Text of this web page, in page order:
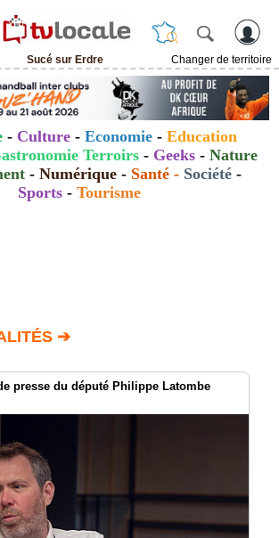
Sucé sur Erdre
Changer de territoire
- Culture - Economie- Education
Terroirs- Geeks- Nature
- Numérique- Santé- Société-
Sports - Tourisme
➔
presse du député Philippe Latombe